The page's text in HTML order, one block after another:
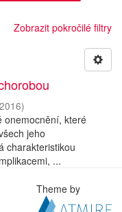
Zobrazit pokročilé filtry
2016)
onemocnění, které
jeho
charakteristikou
...
Theme by